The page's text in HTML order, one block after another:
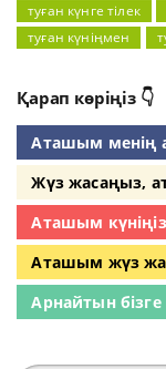
туған күнге тілек
туған күніңмен
Қарап көріңіз 👇
Аташым менің
Жүз жасаңыз,
Аташым
Аташым жүз
Арнайтын